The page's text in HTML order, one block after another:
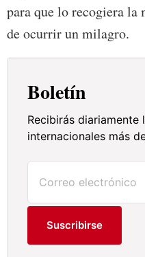
para que lo recogiera la
de ocurrir un milagro.
Boletín
Recibirás diariamente
internacionales más
Suscribirse